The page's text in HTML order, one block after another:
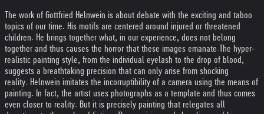
The work of Gottfried Helnwein is about debate with the exciting and taboo
topics of our time. His motifs are centered around injured or threatened
children. He brings together what, in our experience, does not belong
together and thus causes the horror that these images emanate. The hyper-
realistic painting style, from the individual eyelash to the drop of blood,
suggests a breathtaking precision that can only arise from shocking
reality. Helnwein imitates the incorruptibility of a camera using the means of
painting. In fact, the artist uses photographs as a template and thus comes
even closer to reality. But it is precisely painting that relegates all